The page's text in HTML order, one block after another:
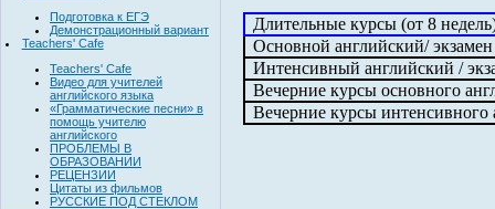
Подготовка к ЕГЭ
Демонстрационный вариант
Teachers' Cafe
Teachers' Cafe
Видео для учителей
английского языка
«Грамматические песни» в
помощь учителю
английского
ПРОБЛЕМЫ В
ОБРАЗОВАНИИ
РЕЦЕНЗИИ
Цитаты из фильмов
РУССКИЕ ПОД СТЕКЛОМ
Длительные курсы (от 8
Основной английский/
Интенсивный английский /
Вечерние курсы основного
Вечерние курсы интенсивного